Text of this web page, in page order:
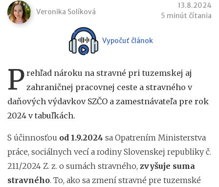
Veronika Solíková
13.8.2024
5 minút čítania
Vypočuť článok
P rehľad nároku na stravné pri tuzemskej aj
zahraničnej pracovnej ceste a stravného v
daňových výdavkov SZČO a zamestnávateľa pre rok
2024 v tabuľkách.
S účinnosťou od 1.9.2024 sa Opatrením Ministerstva
práce, sociálnych vecí a rodiny Slovenskej republiky č.
211/2024 Z. z. o sumách stravného, zvyšuje suma
stravného. To, ako sa zmení stravné pre tuzemské